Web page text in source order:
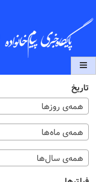
تاریخ
همه‌ی روزها
همه‌ی ماه‌ها
همه‌ی سال‌ها